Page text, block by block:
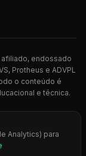
afiliado, endossado
Protheus e ADVPL
o conteúdo é
e técnica.
Analytics) para